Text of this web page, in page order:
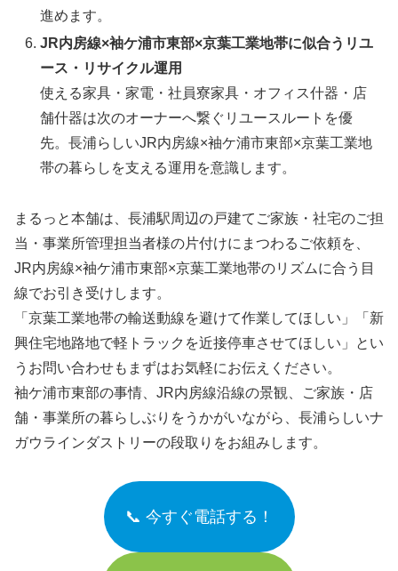
進めます。
JR内房線×袖ケ浦市東部×京葉工業地帯に似合うリユ
ース・リサイクル運用
使える家具・家電・社員寮家具・オフィス什器・店
舗什器は次のオーナーへ繋ぐリユースルートを優
先。長浦らしいJR内房線×袖ケ浦市東部×京葉工業地
帯の暮らしを支える運用を意識します。
まるっと本舗は、長浦駅周辺の戸建てご家族・社宅のご担
当・事業所管理担当者様の片付けにまつわるご依頼を、
JR内房線×袖ケ浦市東部×京葉工業地帯のリズムに合う目
線でお引き受けします。
「京葉工業地帯の輸送動線を避けて作業してほしい」「新
興住宅地路地で軽トラックを近接停車させてほしい」とい
うお問い合わせもまずはお気軽にお伝えください。
袖ケ浦市東部の事情、JR内房線沿線の景観、ご家族・店
舗・事業所の暮らしぶりをうかがいながら、長浦らしいナ
ガウラインダストリーの段取りをお組みします。
📞 今すぐ電話する！